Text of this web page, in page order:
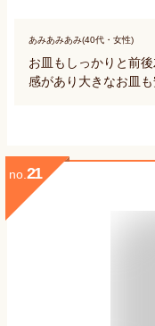
あみあみあみ(40代・女性)
お皿もしっかりと前
感があり大きなお皿
no. 21